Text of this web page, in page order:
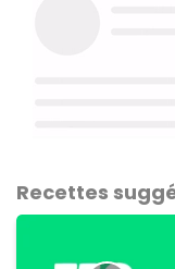
Recettes